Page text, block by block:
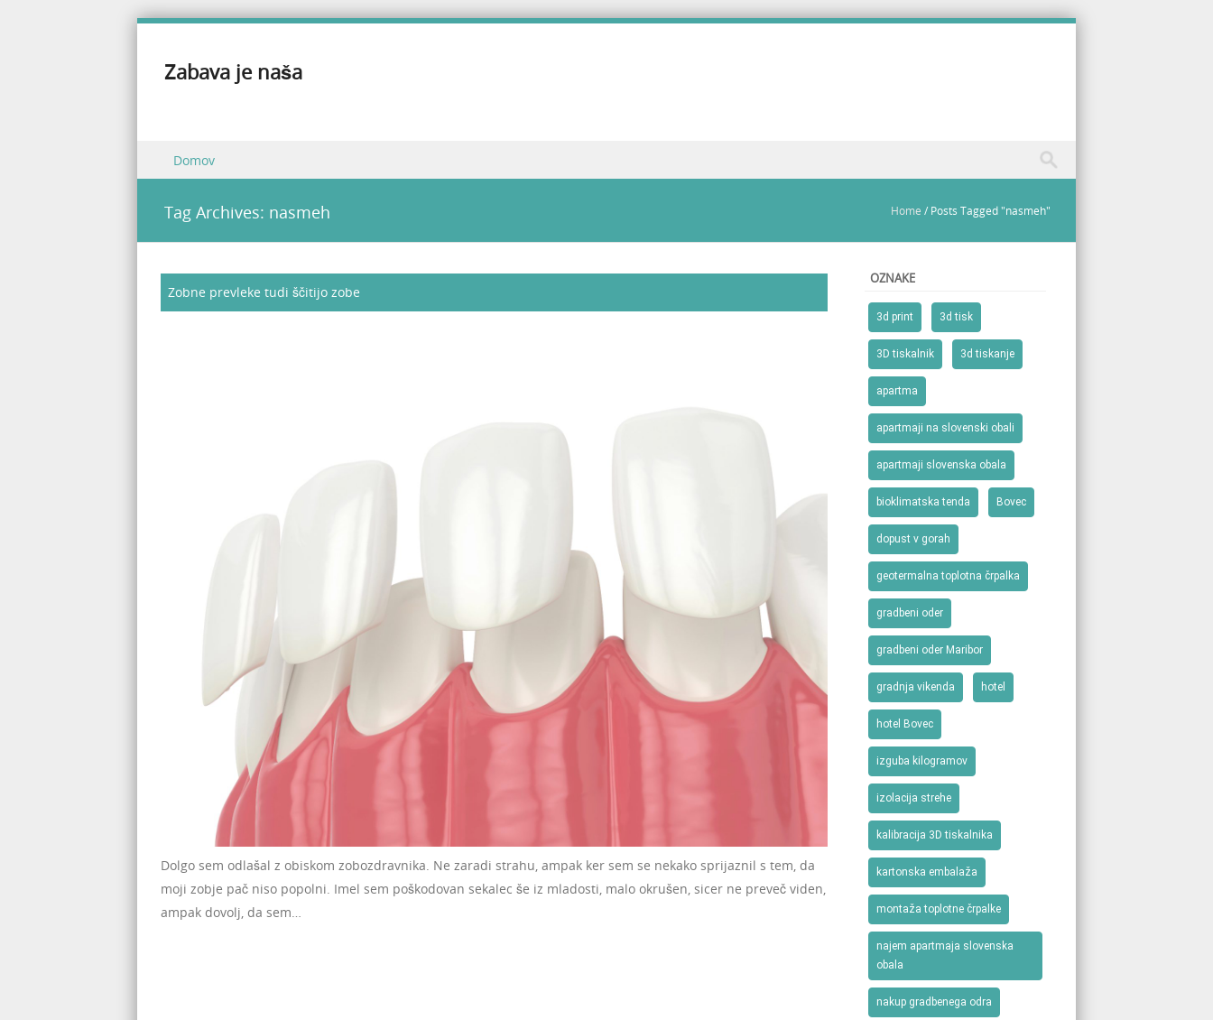
Zabava je naša
Menu
Skip to content
Domov
Tag Archives: nasmeh Home / Posts Tagged "nasmeh"
Zobne prevleke tudi ščitijo zobe
Dolgo sem odlašal z obiskom zobozdravnika. Ne zaradi strahu, ampak ker sem se nekako sprijaznil s tem, da
moji zobje pač niso popolni. Imel sem poškodovan sekalec še iz mladosti, malo okrušen, sicer ne preveč viden,
ampak dovolj, da sem…
OZNAKE
3d print 3d tisk
3D tiskalnik 3d tiskanje
apartma
apartmaji na slovenski obali
apartmaji slovenska obala
bioklimatska tenda Bovec
dopust v gorah
geotermalna toplotna črpalka
gradbeni oder
gradbeni oder Maribor
gradnja vikenda hotel
hotel Bovec
izguba kilogramov
izolacija strehe
kalibracija 3D tiskalnika
kartonska embalaža
montaža toplotne črpalke
najem apartmaja slovenska
obala
nakup gradbenega odra